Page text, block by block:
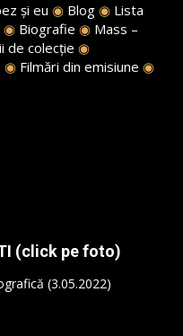
și eu ◉ Blog ◉ Lista
◉ Biografie ◉ Mass –
de colecție ◉
◉ Filmări din emisiune ◉
(click pe foto)